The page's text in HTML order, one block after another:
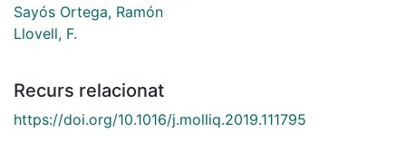
Sayós Ortega, Ramón
Llovell, F.
Recurs relacionat
https://doi.org/10.1016/j.molliq.2019.111795